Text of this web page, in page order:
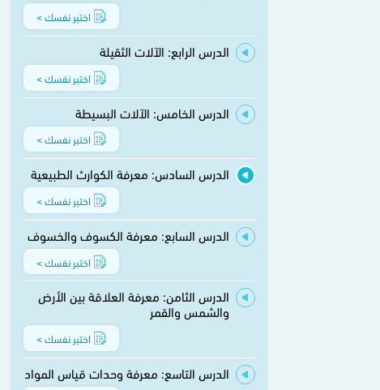
اختبر نفسك >
الدرس الرابع: الآلات الثقيلة
اختبر نفسك >
الدرس الخامس: الآلات البسيطة
اختبر نفسك >
الدرس السادس: معرفة الكوارث الطبيعية
اختبر نفسك >
الدرس السابع: معرفة الكسوف والخسوف
اختبر نفسك >
الدرس الثامن: معرفة العلاقة بين الأرض
والشمس والقمر
اختبر نفسك >
الدرس التاسع: معرفة وحدات قياس المواد